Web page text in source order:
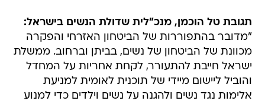
תגובת טל הוכמן, מנכ"לית שדולת הנשים בישראל:
"מדובר בהתפוררות של הביטחון האזרחי והפקרה
מכוונת של הביטחון של נשים, בביתן וברחוב. ממשלת
ישראל חייבת להתעורר, לקחת אחריות על המחדל
והוביל ליישום מיידי של תוכנית לאומית למניעת
אלימות נגד נשים ולהגנה על נשים וילדים כדי למנוע